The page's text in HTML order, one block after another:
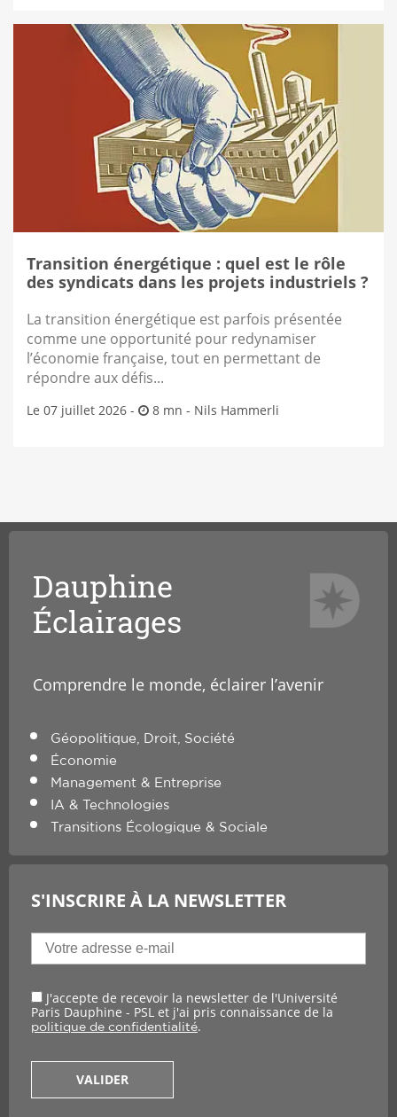
Transition énergétique : quel est le rôle
des syndicats dans les projets industriels ?
La transition énergétique est parfois présentée
comme une opportunité pour redynamiser
l’économie française, tout en permettant de
répondre aux défis...
Le 07 juillet 2026 - 8 mn - Nils Hammerli
Dauphine
Éclairages
Comprendre le monde, éclairer l’avenir
Géopolitique, Droit, Société
Économie
Management & Entreprise
IA & Technologies
Transitions Écologique & Sociale
S'INSCRIRE À LA NEWSLETTER
J'accepte de recevoir la newsletter de l'Université
Paris Dauphine - PSL et j'ai pris connaissance de la
politique de confidentialité.
VALIDER